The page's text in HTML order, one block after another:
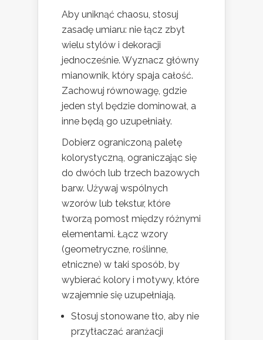
Aby uniknąć chaosu, stosuj
zasadę umiaru: nie łącz zbyt
wielu stylów i dekoracji
jednocześnie. Wyznacz główny
mianownik, który spaja całość.
Zachowuj równowagę, gdzie
jeden styl będzie dominował, a
inne będą go uzupełniały.
Dobierz ograniczoną paletę
kolorystyczną, ograniczając się
do dwóch lub trzech bazowych
barw. Używaj wspólnych
wzorów lub tekstur, które
tworzą pomost między różnymi
elementami. Łącz wzory
(geometryczne, roślinne,
etniczne) w taki sposób, by
wybierać kolory i motywy, które
wzajemnie się uzupełniają.
Stosuj stonowane tło, aby nie
przytłaczać aranżacji